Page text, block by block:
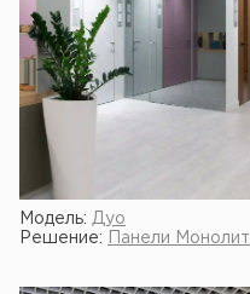
Модель: Дуо
Решение:
Панели Монолит